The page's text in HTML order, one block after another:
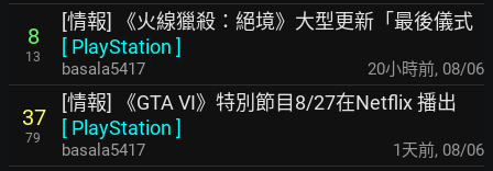
8
13
[情報] 《火線獵殺：絕境》大型更新「最後儀式
[ PlayStation ]
basala5417 20小時前, 08/06
37
79
[情報] 《GTA VI》特別節目8/27在Netflix 播出
[ PlayStation ]
basala5417 1天前, 08/06